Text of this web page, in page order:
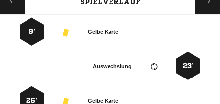
SPIELVERLAUF
Gelbe Karte
9’
23’
Auswechslung
Gelbe Karte
26’